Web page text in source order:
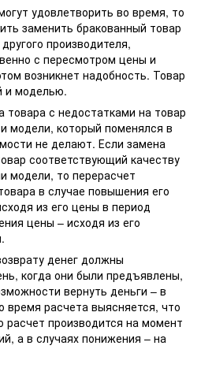
удовлетворить во время, то
заменить бракованный товар
производителя,
с пересмотром цены и
возникнет надобность. Товар
и моделью.
товара с недостатками на товар
модели, который поменялся в
не делают. Если замена
соответствующий качеству
модели, то перерасчет
в случае повышения его
из его цены в период
цены – исходя из его
денег должны
когда они были предъявлены,
вернуть деньги – в
время расчета выясняется, что
расчет производится на момент
а в случаях понижения – на